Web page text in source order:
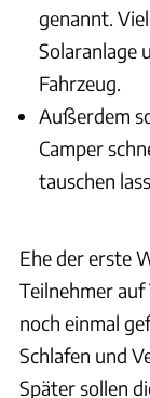
genannt.
Solaranlage
Fahrzeug.
Außerdem
Camper
tauschen
Ehe der erste
Teilnehmer
noch einmal
Schlafen und
Später sollen